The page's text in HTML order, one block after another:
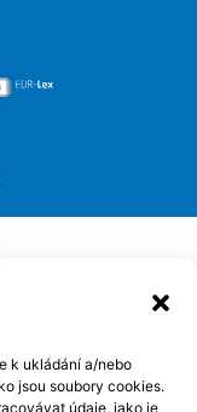
k ukládání a/nebo
jsou soubory cookies.
údaje, jako je